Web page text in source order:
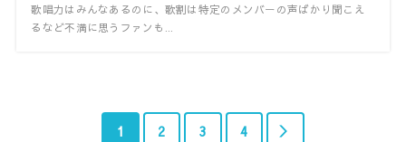
歌唱力はみんなあるのに、歌割は特定のメンバーの声ばかり聞こえ
るなど不満に思うファンも...
1 2 3 4 ＞